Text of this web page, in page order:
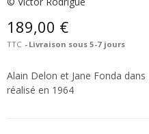
189,00 €
TTC Livraison sous 5-7 jours
Alain Delon et Jane Fonda
réalisé en 1964